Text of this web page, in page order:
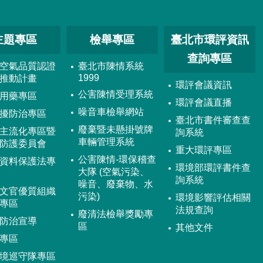
題專區
氣品質認證
動計畫
藥專區
防治專區
流化專區暨
護委員會
料保護法專
官優質組織
區
治宣導
區
巡守隊專區
檢舉專區
臺北市陳情系統
1999
公害陳情受理系統
噪音車檢舉網站
廢棄暨未懸掛號牌
車輛管理系統
公害陳情-環保稽查
大隊 (空氣污染、
噪音、廢棄物、水
污染)
廢清法檢舉獎勵專
區
臺北市環評資訊
查詢專區
環評會議資訊
環評會議直播
臺北市書件審查查
詢系統
重大環評專區
環境部環評書件查
詢系統
環境影響評估相關
法規查詢
其他文件